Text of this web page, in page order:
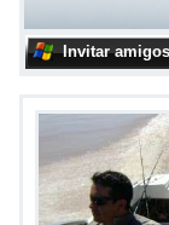
Invitar